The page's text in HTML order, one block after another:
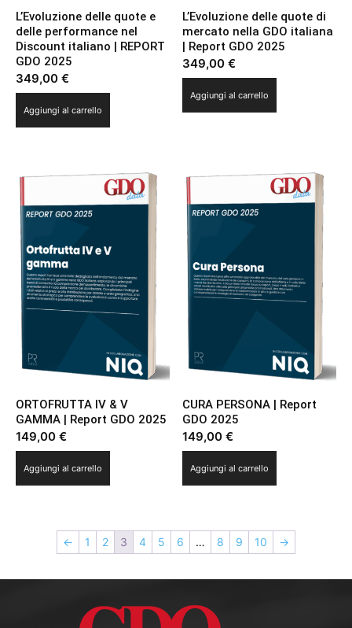
L’Evoluzione delle quote e
delle performance nel
Discount italiano | REPORT
GDO 2025
349,00 €
Aggiungi al carrello
L’Evoluzione delle quote di
mercato nella GDO italiana
| Report GDO 2025
349,00€
Aggiungi al carrello
ORTOFRUTTA IV & V
GAMMA | Report GDO 2025
149,00 €
Aggiungi al carrello
CURA PERSONA | Report
GDO 2025
149,00€
Aggiungi al carrello
← 1 2 3 4 5 6 … 8 9 10 →